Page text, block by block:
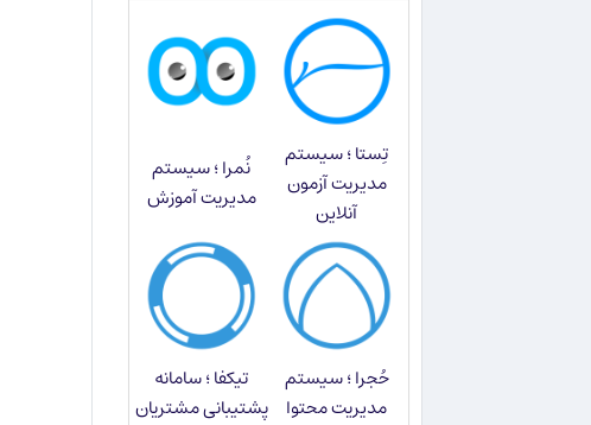
تِستا ؛ سیستم
مدیریت آزمون
آنلاین
نُمرا ؛ سیستم
مدیریت آموزش
حُجرا ؛ سیستم
مدیریت محتوا
تیکفا ؛ سامانه
پشتیبانی مشتریان